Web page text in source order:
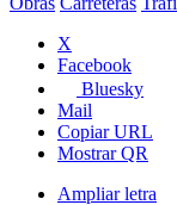
X
Facebook
Bluesky
Mail
Copiar URL
Mostrar QR
Ampliar letra